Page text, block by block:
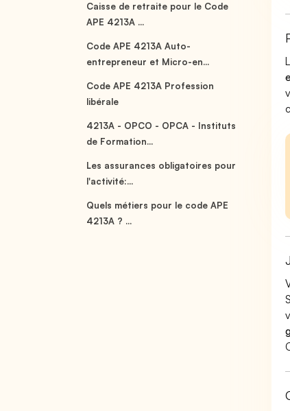
Caisse de retraite pour le Code
APE 4213A ...
Code APE 4213A Auto-
entrepreneur et Micro-en...
Code APE 4213A Profession
libérale
4213A - OPCO - OPCA - Instituts
de Formation...
Les assurances obligatoires pour
l'activité:...
Quels métiers pour le code APE
4213A ? ...